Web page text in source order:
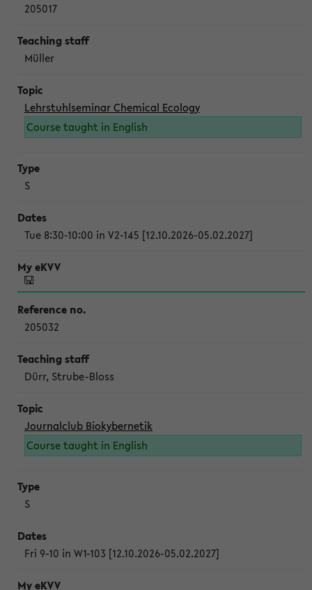
205017
Müller
Lehrstuhlseminar Chemical Ecology
Course taught in English
S
Tue 8:30-10:00 in V2-145 [12.10.2026-05.02.2027]
205032
Dürr, Strube-Bloss
Journalclub Biokybernetik
Course taught in English
S
Fri 9-10 in W1-103 [12.10.2026-05.02.2027]